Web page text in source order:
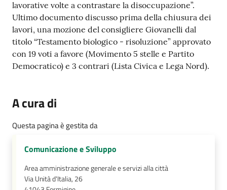
lavorative volte a contrastare la disoccupazione”.
Ultimo documento discusso prima della chiusura dei
lavori, una mozione del consigliere Giovanelli dal
titolo “Testamento biologico - risoluzione” approvato
con 19 voti a favore (Movimento 5 stelle e Partito
Democratico) e 3 contrari (Lista Civica e Lega Nord).
A cura di
Questa pagina è gestita da
Comunicazione e Sviluppo
Area amministrazione generale e servizi alla città
Via Unità d'Italia, 26